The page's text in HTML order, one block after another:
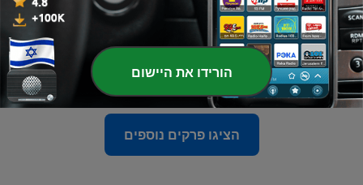
החות'ים
16 יולי 2026
- האויבים החדשים - מי את ש'ייחא מוזה?
09 יולי 2026
הציגו פרקים נוספים
הורידו את היישום